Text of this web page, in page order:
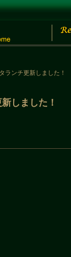
ランチ更新しました！
しました！